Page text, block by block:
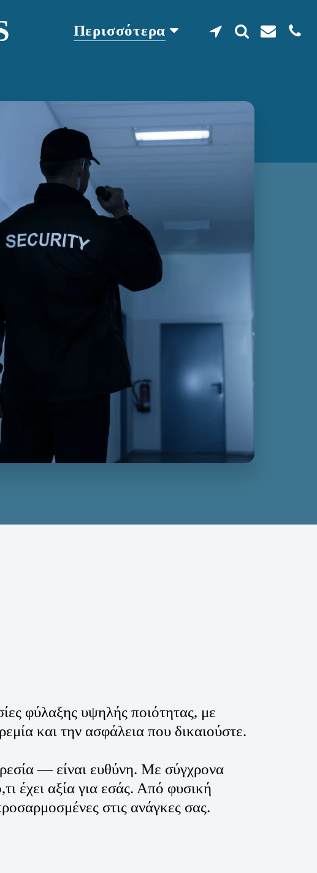
Περισσότερα
φύλαξης υψηλής ποιότητας, με
και την ασφάλεια που δικαιούστε.
— είναι ευθύνη. Με σύγχρονα
έχει αξία για εσάς. Από φυσική
στις ανάγκες σας.